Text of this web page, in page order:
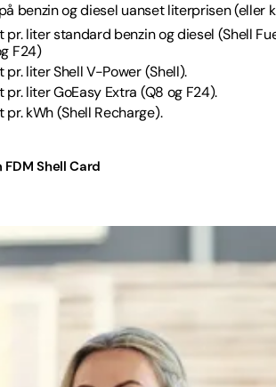
benzin og diesel uanset literprisen (eller
pr. liter standard benzin og diesel (Shell
F24)
pr. liter Shell V-Power (Shell).
pr. liter GoEasy Extra (Q8 og F24).
pr. kWh (Shell Recharge).
Shell Card